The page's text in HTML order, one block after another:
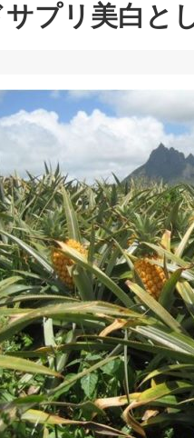
プリ美白と